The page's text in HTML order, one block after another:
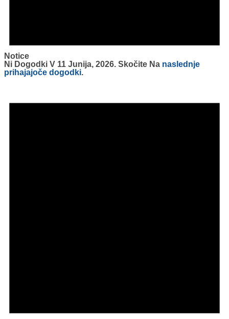
Notice
Ni Dogodki V 11 Junija, 2026. Skočite Na naslednje
prihajajoče dogodki.